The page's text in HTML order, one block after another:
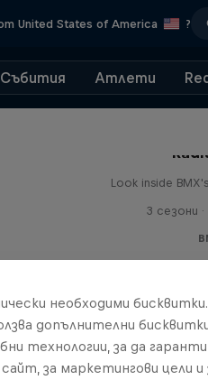
United States of America ?
Събития Атлети
Look inside
3 сезони
необходими
допълнителни
технологии, за да
за маркетингови цели и